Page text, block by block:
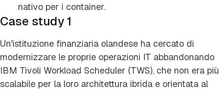
nativo per i container.
Case study 1
Un'istituzione finanziaria olandese ha cercato di
modernizzare le proprie operazioni IT abbandonando
IBM Tivoli Workload Scheduler (TWS), che non era più
scalabile per la loro architettura ibrida e orientata al